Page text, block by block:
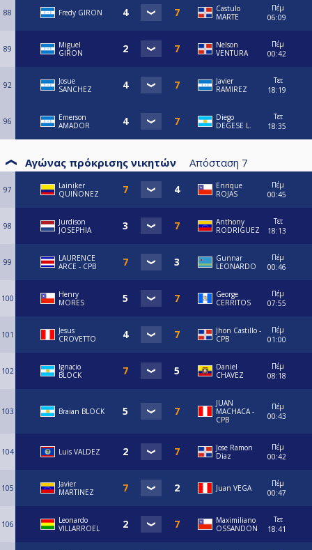
88 Fredy GIRON
Castulo
MARTE
Πέμ
06:09
89
Miguel
GIRON
Nelson
VENTURA
Πέμ
00:42
92
Josue
SANCHEZ
Javier
RAMIREZ
Τετ
18:19
96
Emerson
AMADOR
Diego
DEGESE L.
Τετ
18:35
Αγώνας πρόκρισης νικητών Απόσταση 7
97
Lainiker
QUIÑONEZ
Enrique
ROJAS
Πέμ
00:45
98
Jurdison
JOSEPHIA
Anthony
RODRIGUEZ
Τετ
18:13
99
LAURENCE
ARCE - CPB
Gunnar
LEONARDO
Πέμ
00:46
100
Henry
MORES
George
CERRITOS
Πέμ
07:55
101
Jesus
CROVETTO
Jhon Castillo -
CPB
Πέμ
01:00
102
Ignacio
BLOCK
Daniel
CHAVEZ
Πέμ
08:18
103 Braian BLOCK
JUAN
MACHACA -
CPB
Πέμ
00:43
104 Luis VALDEZ
Jose Ramon
Diaz
Πέμ
00:42
105
Javier
MARTINEZ
Juan VEGA
Πέμ
00:47
106
Leonardo
VILLARROEL
Maximiliano
OSSANDON
Τετ
18:41